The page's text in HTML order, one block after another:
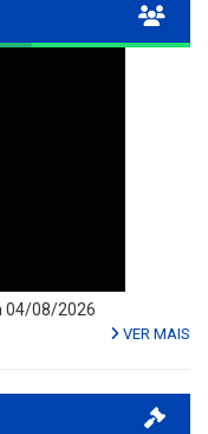
04/08/2026
VER MAIS